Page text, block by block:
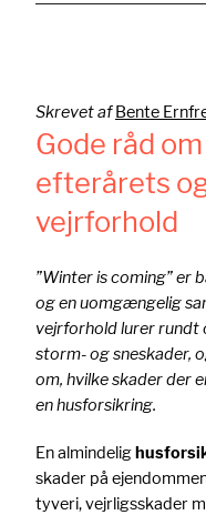
Skrevet afBente
Gode råd
efterårets
vejrforhold
”Winter is coming” er
og en uomgængelig
vejrforhold lurer rundt
storm- og sneskader,
om, hvilke skader der
en husforsikring.
En almindelig
skader på
tyveri, vejrligsskader